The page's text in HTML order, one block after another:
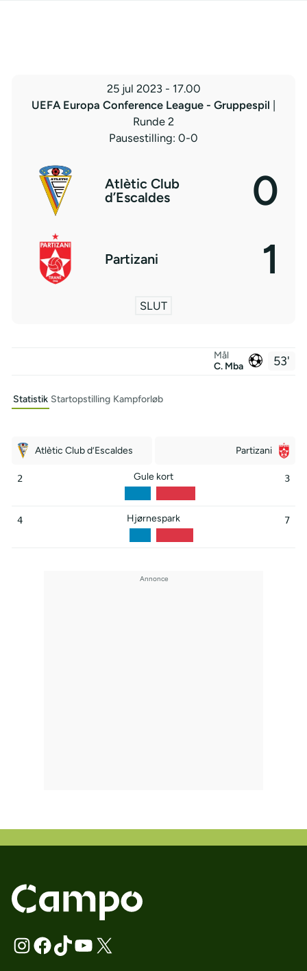
25 jul 2023 - 17.00
UEFA Europa Conference League - Gruppespil
Runde 2
Pausestilling: 0-0
Atlètic Club
d’Escaldes
0
Partizani 1
SLUT
53'
Mål
C. Mba
Statistik Startopstilling Kampforløb
Atlètic Club d’Escaldes Partizani
2 Gule kort 3
4 Hjørnespark 7